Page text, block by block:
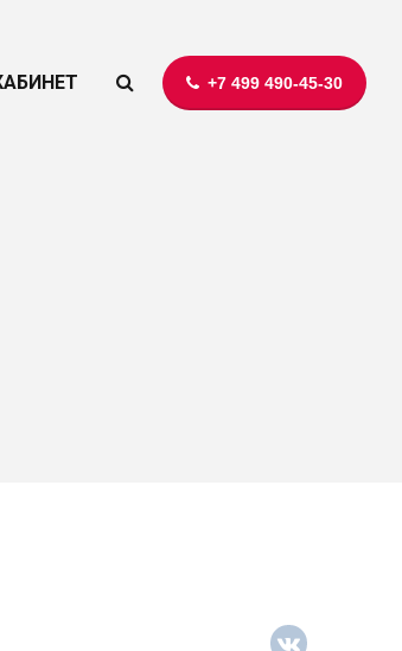
+7 499 490-45-30